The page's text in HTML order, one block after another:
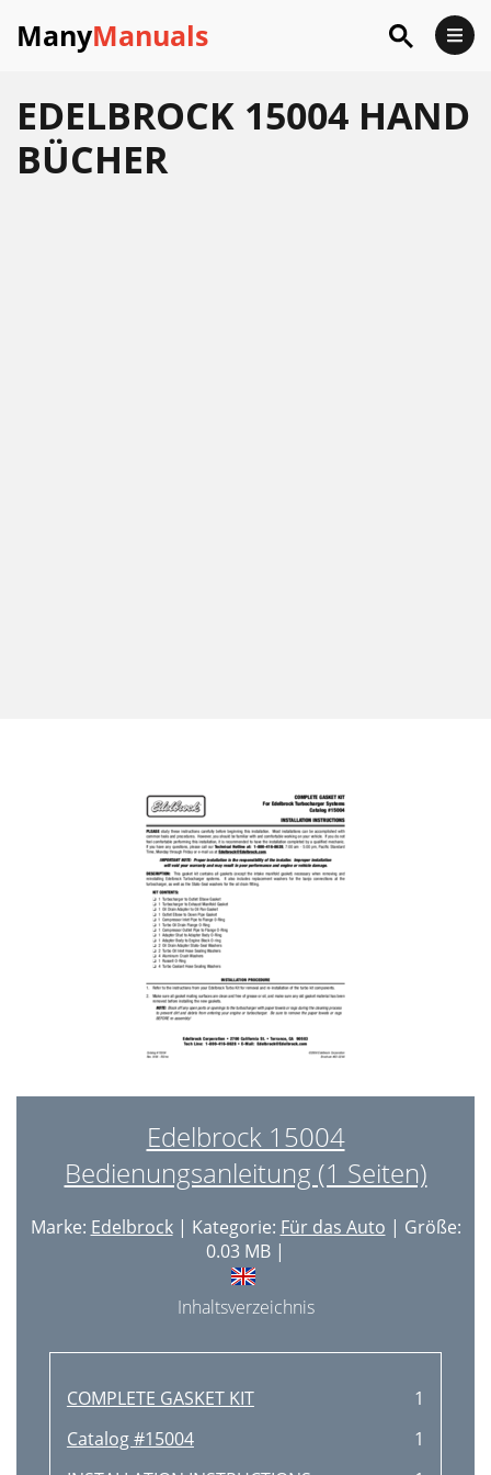
ManyManuals
EDELBROCK 15004 HAND
BÜCHER
Edelbrock 15004
Bedienungsanleitung (1 Seiten)
Marke: Edelbrock| Kategorie: Für das Auto | Größe:
0.03 MB |
Inhaltsverzeichnis
COMPLETE GASKET KIT
1
Catalog #15004
1